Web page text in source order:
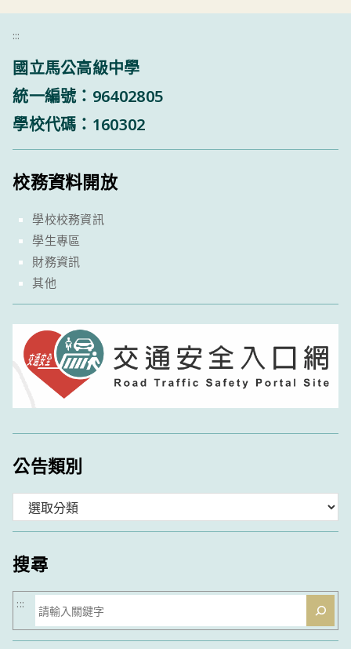
:::
國立馬公高級中學
統一編號：96402805
學校代碼：160302
校務資料開放
學校校務資訊
學生專區
財務資訊
其他
公告類別
類
搜尋
搜
尋
:::